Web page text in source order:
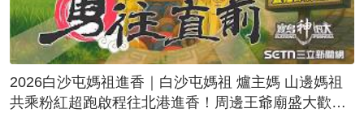
2026白沙屯媽祖進香｜白沙屯媽祖 爐主媽 山邊媽祖
共乘粉紅超跑啟程往北港進香！周邊王爺廟盛大歡